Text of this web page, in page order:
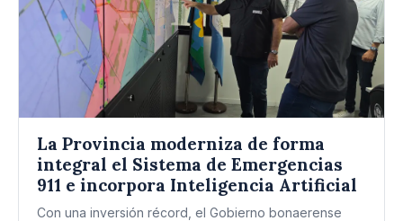
La Provincia moderniza de forma
integral el Sistema de Emergencias
911 e incorpora Inteligencia Artificial
Con una inversión récord, el Gobierno bonaerense